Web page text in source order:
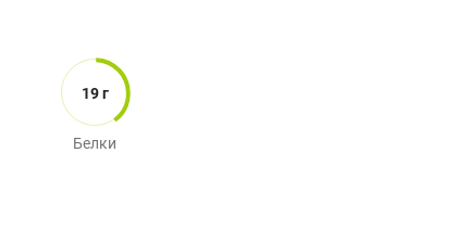
19 г
Белки